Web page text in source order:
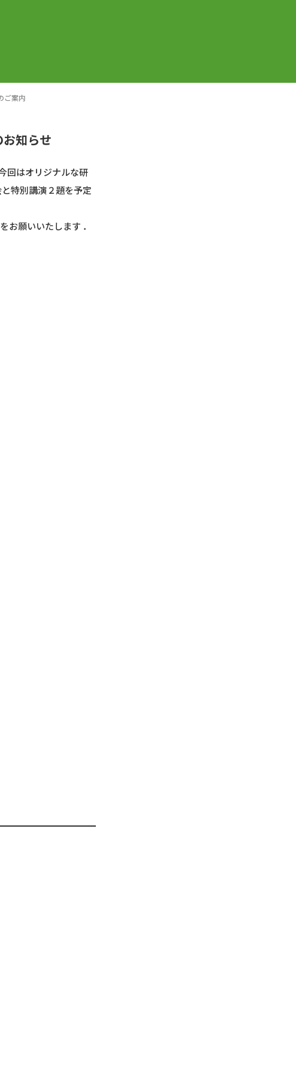
ご案内
知らせ
回はオリジナルな研
特別講演２題を予定
お願いいたします ．